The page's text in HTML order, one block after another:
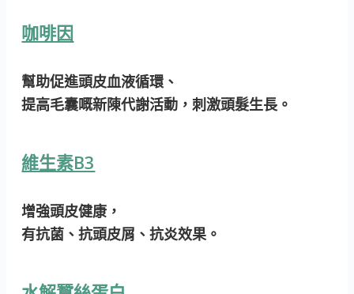
咖啡因
幫助促進頭皮血液循環、
提高毛囊嘅新陳代謝活動，刺激頭髮生長。
維生素B3
增強頭皮健康，
有抗菌、抗頭皮屑、抗炎效果。